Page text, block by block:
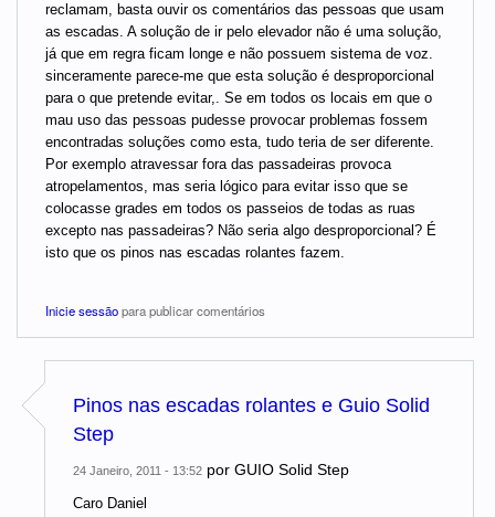
reclamam, basta ouvir os comentários das pessoas que usam
as escadas. A solução de ir pelo elevador não é uma solução,
já que em regra ficam longe e não possuem sistema de voz.
sinceramente parece-me que esta solução é desproporcional
para o que pretende evitar,. Se em todos os locais em que o
mau uso das pessoas pudesse provocar problemas fossem
encontradas soluções como esta, tudo teria de ser diferente.
Por exemplo atravessar fora das passadeiras provoca
atropelamentos, mas seria lógico para evitar isso que se
colocasse grades em todos os passeios de todas as ruas
excepto nas passadeiras? Não seria algo desproporcional? É
isto que os pinos nas escadas rolantes fazem.
Inicie sessãopara publicar comentários
Pinos nas escadas rolantes e Guio Solid
Step
24 Janeiro, 2011 - 13:52 por GUIO Solid Step
Caro Daniel